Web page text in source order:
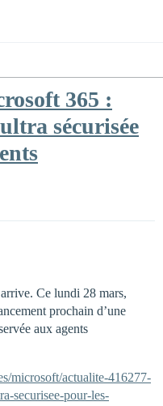
365 :
sécurisée
Ce lundi 28 mars,
prochain d’une
aux agents
microsoft/actualite-416277-
securisee-pour-les-